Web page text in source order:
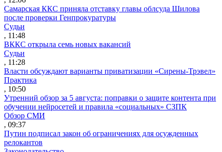
Самарская ККС приняла отставку главы облсуда Шилова
после проверки Генпрокуратуры
Судьи
, 11:48
ВККС открыла семь новых вакансий
Судьи
, 11:28
Власти обсуждают варианты приватизации «Сирены-Трэвел»
Практика
, 10:50
Утренний обзор за 5 августа: поправки о защите контента при
обучении нейросетей и правила «социальных» СЗПК
Обзор СМИ
, 09:37
Путин подписал закон об ограничениях для осужденных
релокантов